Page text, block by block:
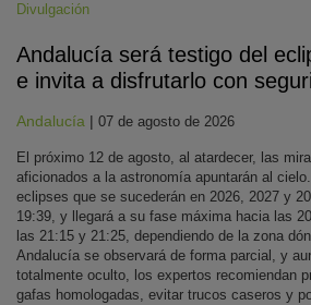
Divulgación
Andalucía será testigo del
e invita a disfrutarlo con
Andalucía | 07 de agosto de 2026
El próximo 12 de agosto, al atardecer, las
aficionados a la astronomía apuntarán al
eclipses que se sucederán en 2026, 2027 y
19:39, y llegará a su fase máxima hacia las
las 21:15 y 21:25, dependiendo de la zona
Andalucía se observará de forma parcial, y
totalmente oculto, los expertos recomiendan
gafas homologadas, evitar trucos caseros y